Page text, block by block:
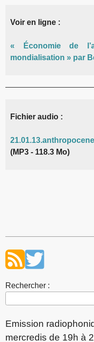
Voir en ligne :
« Économie de
mondialisation » par
Fichier audio :
(MP3 - 118.3 Mo)
Rechercher :
Emission
mercredis de 19h à